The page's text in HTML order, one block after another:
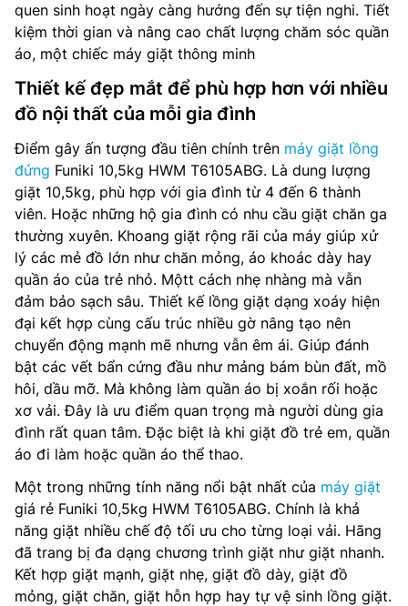
quen sinh hoạt ngày càng hướng đến sự tiện nghi. Tiết
kiệm thời gian và nâng cao chất lượng chăm sóc quần
áo, một chiếc máy giặt thông minh
Thiết kế đẹp mắt để phù hợp hơn với nhiều
đồ nội thất của mỗi gia đình
Điểm gây ấn tượng đầu tiên chính trên máy giặt lồng
đứng Funiki 10,5kg HWM T6105ABG. Là dung lượng
giặt 10,5kg, phù hợp với gia đình từ 4 đến 6 thành
viên. Hoặc những hộ gia đình có nhu cầu giặt chăn ga
thường xuyên. Khoang giặt rộng rãi của máy giúp xử
lý các mẻ đồ lớn như chăn mỏng, áo khoác dày hay
quần áo của trẻ nhỏ. Mộtt cách nhẹ nhàng mà vẫn
đảm bảo sạch sâu. Thiết kế lồng giặt dạng xoáy hiện
đại kết hợp cùng cấu trúc nhiều gờ nâng tạo nên
chuyển động mạnh mẽ nhưng vẫn êm ái. Giúp đánh
bật các vết bẩn cứng đầu như mảng bám bùn đất, mồ
hôi, dầu mỡ. Mà không làm quần áo bị xoắn rối hoặc
xơ vải. Đây là ưu điểm quan trọng mà người dùng gia
đình rất quan tâm. Đặc biệt là khi giặt đồ trẻ em, quần
áo đi làm hoặc quần áo thể thao.
Một trong những tính năng nổi bật nhất của máy giặt
giá rẻ Funiki 10,5kg HWM T6105ABG. Chính là khả
năng giặt nhiều chế độ tối ưu cho từng loại vải. Hãng
đã trang bị đa dạng chương trình giặt như giặt nhanh.
Kết hợp giặt mạnh, giặt nhẹ, giặt đồ dày, giặt đồ
mỏng, giặt chăn, giặt hỗn hợp hay tự vệ sinh lồng giặt.